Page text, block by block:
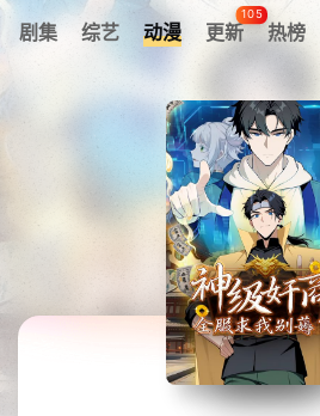
剧集 综艺 动漫 更新
105
热榜
暂无观看影片的记录